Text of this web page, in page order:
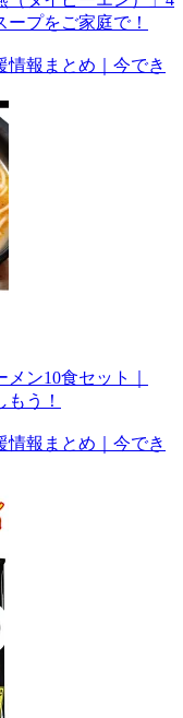
プをご家庭で！
情報まとめ｜今でき
ン10食セット｜
う！
情報まとめ｜今でき